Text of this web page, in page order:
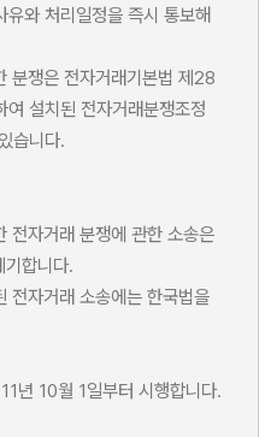
와 처리일정을 즉시 통보해
분쟁은 전자거래기본법 제28
설치된 전자거래분쟁조정
습니다.
자거래 분쟁에 관한 소송은
기합니다.
자거래 소송에는 한국법을
년 10월 1일부터 시행합니다.